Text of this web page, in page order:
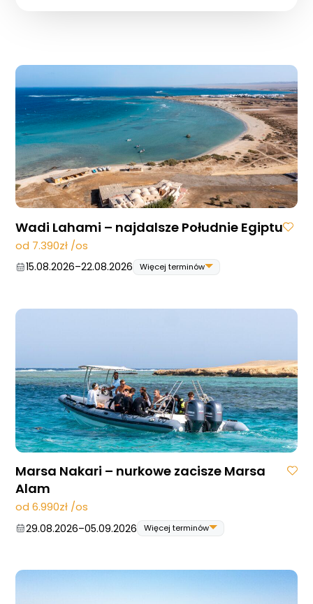
Wadi Lahami – najdalsze Południe Egiptu
od 7.390zł /os
15.08.2026–22.08.2026 Więcej terminów
31.10.2026
–
07.11.2026
07.11.2026
–
14.11.2026
05.12.2026 –
12.12.2026
12.12.2026
– 19.12.2026
Marsa Nakari – nurkowe zacisze Marsa
Alam
od 6.990zł /os
29.08.2026–05.09.2026 Więcej terminów